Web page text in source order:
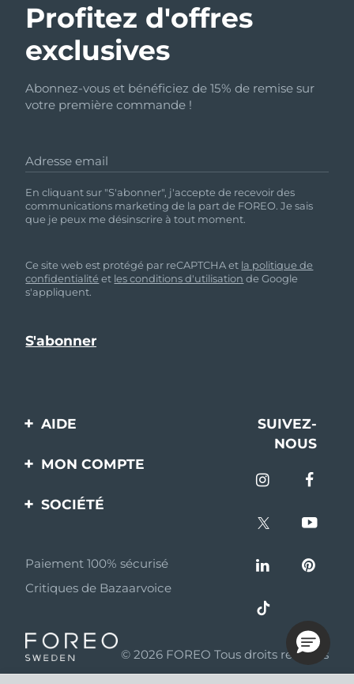
Profitez d'offres
exclusives
Abonnez-vous et bénéficiez de 15% de remise sur
votre première commande !
Adresse email
En cliquant sur "S'abonner", j'accepte de recevoir des
communications marketing de la part de FOREO. Je sais
que je peux me désinscrire à tout moment.
Ce site web est protégé par reCAPTCHA et la politique de
confidentialité et les conditions d'utilisation de Google
s'appliquent.
AIDE
Contactez-nous
livraisons
Questions et réponses
Informations sur la
SUIVEZ-
NOUS
MON COMPTE
Enregistrement produit
SOCIÉTÉ
Programme d’affiliation
Nouvelles d'affiliation
Partenaires
distributeurs
Paiement 100% sécurisé
Critiques de Bazaarvoice
© 2026 FOREO Tous droits réservés